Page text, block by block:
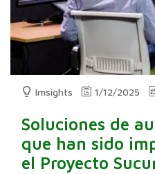
Imsights 1/12/2025
Soluciones de
que han sido
el Proyecto